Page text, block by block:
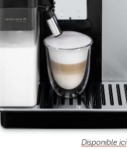
Disponible ici